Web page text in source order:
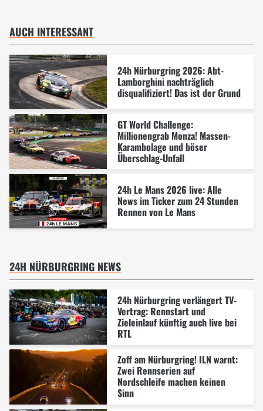
AUCH INTERESSANT
24h Nürburgring 2026: Abt-
Lamborghini nachträglich
disqualifiziert! Das ist der Grund
GT World Challenge:
Millionengrab Monza! Massen-
Karambolage und böser
Überschlag-Unfall
24h Le Mans 2026 live: Alle
News im Ticker zum 24 Stunden
Rennen von Le Mans
24H NÜRBURGRING NEWS
24h Nürburgring verlängert TV-
Vertrag: Rennstart und
Zieleinlauf künftig auch live bei
RTL
Zoff am Nürburgring! ILN warnt:
Zwei Rennserien auf
Nordschleife machen keinen
Sinn